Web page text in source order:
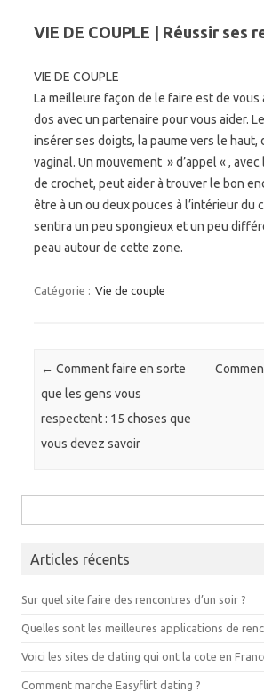
VIE DE COUPLE | Réussir ses
VIE DE COUPLE
La meilleure façon de le faire est de vous
dos avec un partenaire pour vous aider.
insérer ses doigts, la paume vers le haut,
vaginal. Un mouvement » d’appel « ,
de crochet, peut aider à trouver le bon
être à un ou deux pouces à l’intérieur du
sentira un peu spongieux et un peu
peau autour de cette zone.
Catégorie : Vie de couple
Navigation des articles
← Comment faire en sorte
que les gens vous
respectent : 15 choses que
vous devez savoir
Articles récents
Sur quel site faire des rencontres d’un soir ?
Quelles sont les meilleures applications de
Voici les sites de dating qui ont la cote en
Comment marche Easyflirt dating ?